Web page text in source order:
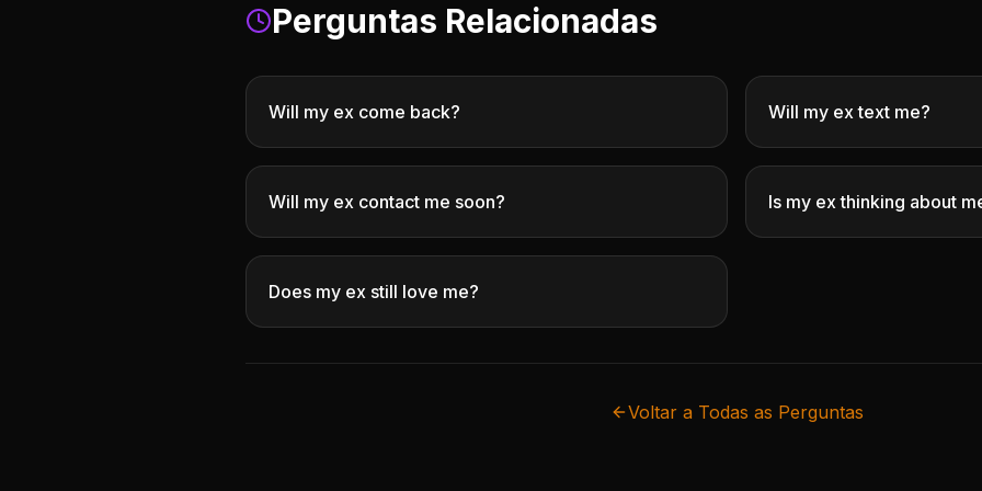
Perguntas Relacionadas
Will my ex come back? Will my ex text me?
Will my ex contact me soon? Is my ex thinking about
Does my ex still love me?
Voltar a Todas as Perguntas